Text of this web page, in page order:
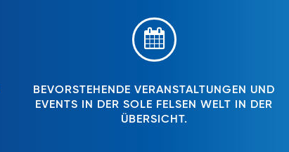
BEVORSTEHENDE VERANSTALTUNGEN UND
EVENTS IN DER SOLE FELSEN WELT IN DER
ÜBERSICHT.